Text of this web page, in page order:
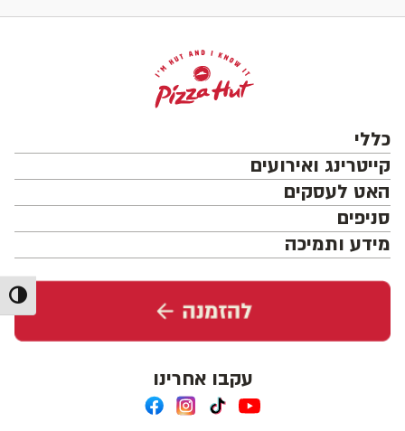
מתג
כללי
קייטרינג ואירועים
האט לעסקים
סניפים
מידע ותמיכה
עקבו אחרינו